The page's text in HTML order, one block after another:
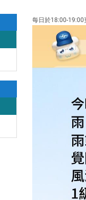
每日於18:00-19:00